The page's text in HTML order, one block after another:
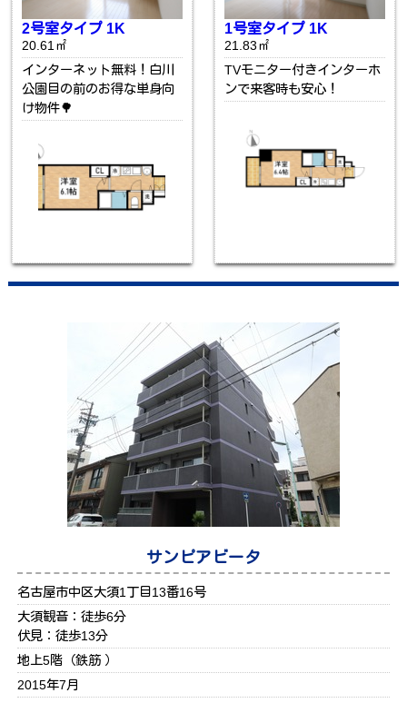
2号室タイプ 1K
20.61㎡
インターネット無料！白川
公園目の前のお得な単身向
け物件🌳
1号室タイプ 1K
21.83㎡
TVモニター付きインターホ
ンで来客時も安心！
サンピアビータ
名古屋市中区大須1丁目13番16号
大須観音：徒歩6分
伏見：徒歩13分
地上5階（鉄筋 ）
2015年7月